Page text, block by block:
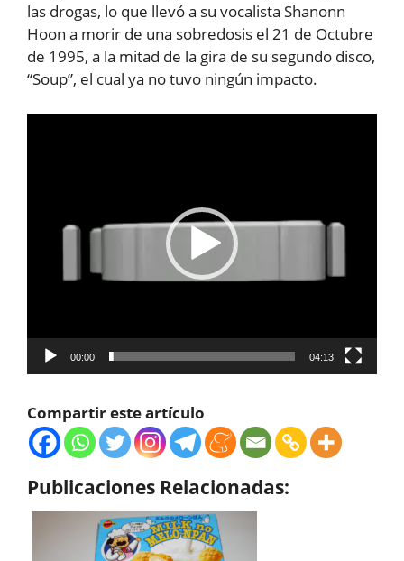
las drogas, lo que llevó a su vocalista Shanonn
Hoon a morir de una sobredosis el 21 de Octubre
de 1995, a la mitad de la gira de su segundo disco,
“Soup”, el cual ya no tuvo ningún impacto.
00:00 04:13
Compartir este artículo
Publicaciones Relacionadas: